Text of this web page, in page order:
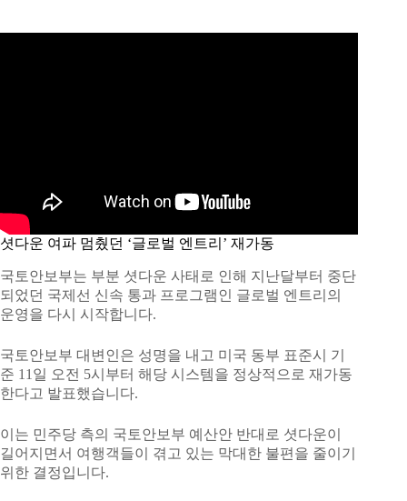
셧다운 여파 멈췄던 ‘글로벌 엔트리’ 재가동
국토안보부는 부분 셧다운 사태로 인해 지난달부터 중단
되었던 국제선 신속 통과 프로그램인 글로벌 엔트리의
운영을 다시 시작합니다.
국토안보부 대변인은 성명을 내고 미국 동부 표준시 기
준 11일 오전 5시부터 해당 시스템을 정상적으로 재가동
한다고 발표했습니다.
이는 민주당 측의 국토안보부 예산안 반대로 셧다운이
길어지면서 여행객들이 겪고 있는 막대한 불편을 줄이기
위한 결정입니다.